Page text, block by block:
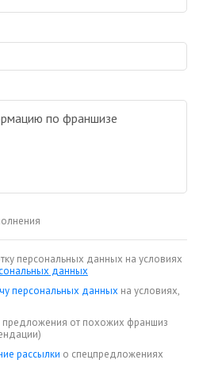
персональных данных на условиях
данных
персональных данных на условиях,
предложения от похожих франшиз
рассылки о спецпредложениях